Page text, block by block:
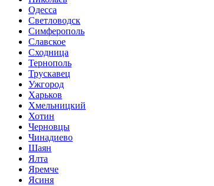
Одесса
Светловодск
Симферополь
Славское
Сходница
Тернополь
Трускавец
Ужгород
Харьков
Хмельницкий
Хотин
Черновцы
Чинадиево
Шаян
Ялта
Яремче
Ясиня